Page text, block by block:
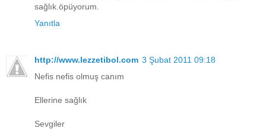
sağlık.öpüyorum.
Yanıtla
http://www.lezzetibol.com 3 Şubat 2011 09:18
Nefis nefis olmuş canım
Ellerine sağlık
Sevgiler